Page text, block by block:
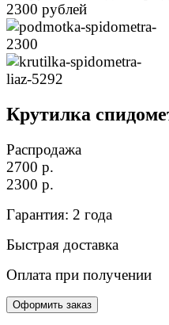
Крутилка
Распродажа
2700 р.
2300 р.
Гарантия: 2 года
Быстрая доставка
Оплата при получении
Оформить заказ